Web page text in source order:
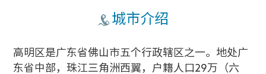
城市介绍
高明区是广东省佛山市五个行政辖区之一。地处广
东省中部，珠江三角洲西翼，户籍人口29万（六